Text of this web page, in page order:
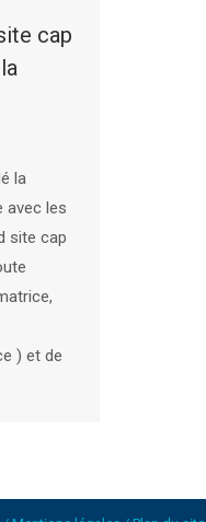
cap
la
avec les
site cap
) et de